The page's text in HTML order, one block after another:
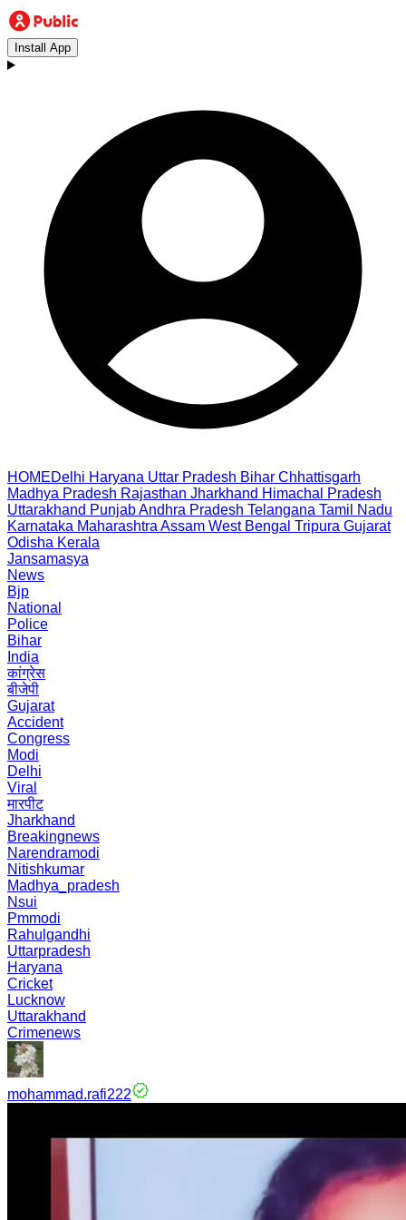
Install App
HOMEDelhi Haryana Uttar Pradesh Bihar Chhattisgarh
Madhya Pradesh Rajasthan Jharkhand Himachal Pradesh
Uttarakhand PunjabAndhra Pradesh Telangana Tamil Nadu
Karnataka Maharashtra Assam West Bengal Tripura Gujarat
Odisha Kerala
Jansamasya
News
Bjp
National
Police
Bihar
India
कांग्रेस
बीजेपी
Gujarat
Accident
Congress
Modi
Delhi
Viral
मारपीट
Jharkhand
Breakingnews
Narendramodi
Nitishkumar
Madhya_pradesh
Nsui
Pmmodi
Rahulgandhi
Uttarpradesh
Haryana
Cricket
Lucknow
Uttarakhand
Crimenews
mohammad.rafi222